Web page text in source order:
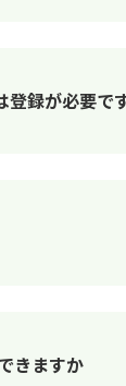
登録が必要で
きますか